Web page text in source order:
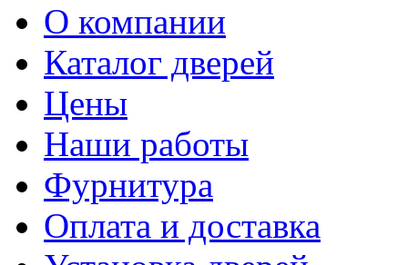
О компании
Каталог дверей
Цены
Наши работы
Фурнитура
Оплата и доставка